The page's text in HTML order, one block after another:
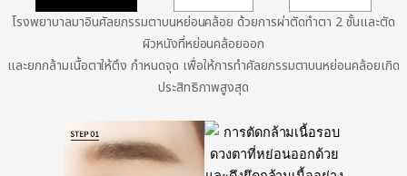
โรงพยาบาลมาอินศัลยกรรมตาบนหย่อนคล้อย ด้วยการผ่าตัดทำตา 2 ชั้นและตัด
ผิวหนังที่หย่อนคล้อยออก
และยกกล้ามเนื้อตาให้ตึง กำหนดจุด เพื่อให้การทำศัลยกรรมตาบนหย่อนคล้อยเกิด
ประสิทธิภาพสูงสุด